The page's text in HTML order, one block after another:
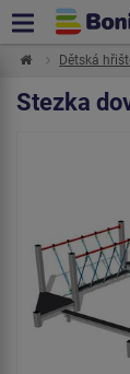
Dětská
Stezka